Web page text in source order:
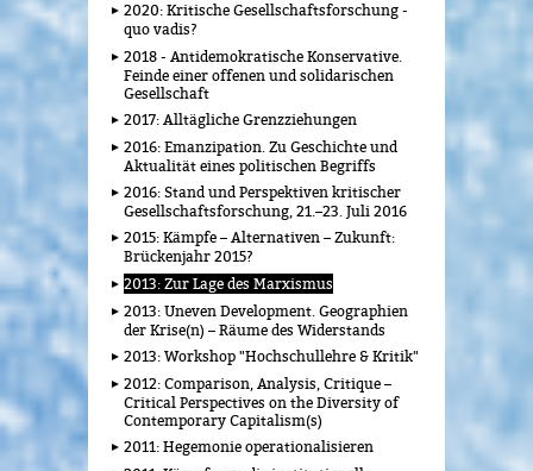
2020: Kritische Gesellschaftsforschung -
quo vadis?
2018 - Antidemokratische Konservative.
Feinde einer offenen und solidarischen
Gesellschaft
2017: Alltägliche Grenzziehungen
2016: Emanzipation. Zu Geschichte und
Aktualität eines politischen Begriffs
2016: Stand und Perspektiven kritischer
Gesellschaftsforschung, 21.–23. Juli 2016
2015: Kämpfe – Alternativen – Zukunft:
Brückenjahr 2015?
2013: Zur Lage des Marxismus
2013: Uneven Development. Geographien
der Krise(n) – Räume des Widerstands
2013: Workshop "Hochschullehre & Kritik"
2012: Comparison, Analysis, Critique –
Critical Perspectives on the Diversity of
Contemporary Capitalism(s)
2011: Hegemonie operationalisieren